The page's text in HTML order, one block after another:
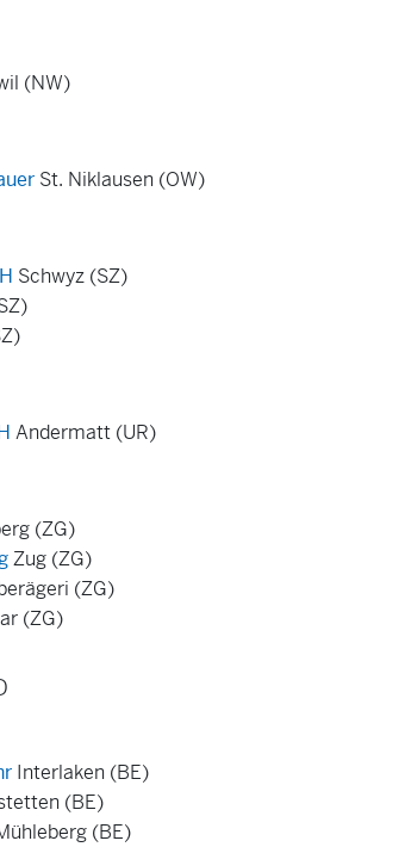
(NW)
St. Niklausen (OW)
Schwyz (SZ)
Andermatt (UR)
(ZG)
Zug (ZG)
(ZG)
(ZG)
Interlaken (BE)
(BE)
(BE)